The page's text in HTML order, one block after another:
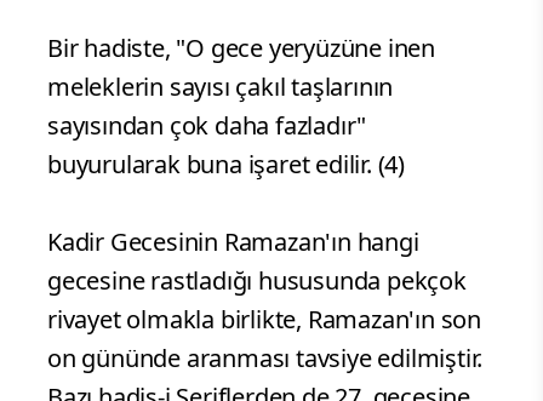
Bir hadiste, "O gece yeryüzüne inen
meleklerin sayısı çakıl taşlarının
sayısından çok daha fazladır"
buyurularak buna işaret edilir. (4)
Kadir Gecesinin Ramazan'ın hangi
gecesine rastladığı hususunda pekçok
rivayet olmakla birlikte, Ramazan'ın son
on gününde aranması tavsiye edilmiştir.